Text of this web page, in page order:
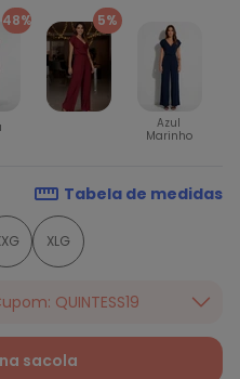
48% 5%
Azul
Marinho
Tabela de medidas
XLG
QUINTESS19
valor, usando o cupom:
Quintess, até 07/08/2026.
sacola